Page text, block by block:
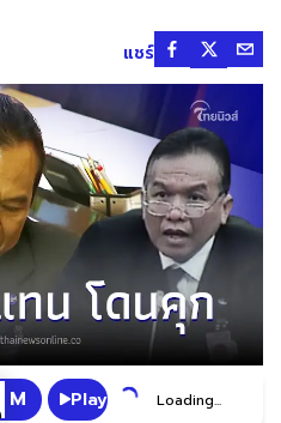
แชร์
Play Loading...